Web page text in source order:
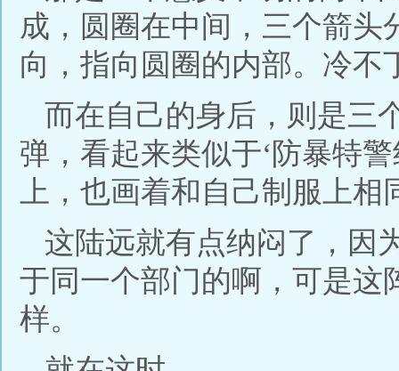
成，圆圈在中间，三个箭头
向，指向圆圈的内部。冷不
而在自己的身后，则是三
弹，看起来类似于‘防暴特
上，也画着和自己制服上相
这陆远就有点纳闷了，因
于同一个部门的啊，可是这
样。